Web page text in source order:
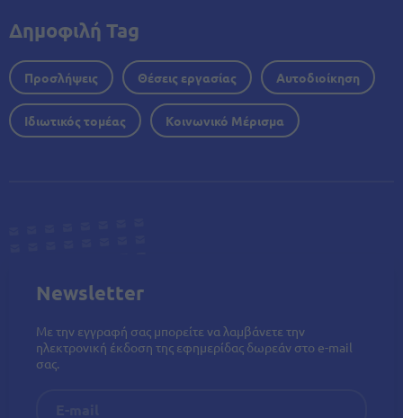
Δημοφιλή Tag
Προσλήψεις Θέσεις εργασίας Αυτοδιοίκηση
Ιδιωτικός τομέας Κοινωνικό Μέρισμα
Newsletter
Με την εγγραφή σας μπορείτε να λαμβάνετε την
ηλεκτρονική έκδοση της εφημερίδας δωρεάν στο e-mail
σας.